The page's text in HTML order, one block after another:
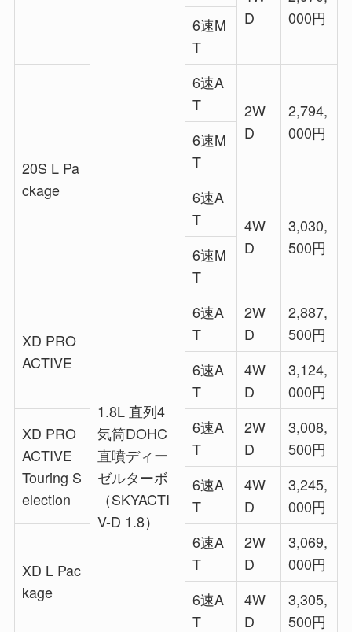
D
000円
6速M
T
20S L Pa
ckage
6速A
T
2W
D
2,794,
000円
6速M
T
6速A
T
4W
D
3,030,
500円
6速M
T
XD PRO
ACTIVE
1.8L 直列4
気筒DOHC
直噴ディー
ゼルターボ
（SKYACTI
V-D 1.8）
6速A
T
2W
D
2,887,
500円
6速A
T
4W
D
3,124,
000円
XD PRO
ACTIVE
Touring S
election
6速A
T
2W
D
3,008,
500円
6速A
T
4W
D
3,245,
000円
XD L Pac
kage
6速A
T
2W
D
3,069,
000円
6速A
T
4W
D
3,305,
500円